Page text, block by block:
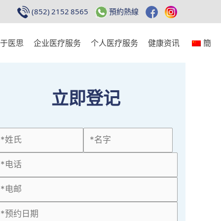
(852) 2152 8565 預約熱線
医思 企业医疗服务 个人医疗服务 健康资讯 簡
立即登记